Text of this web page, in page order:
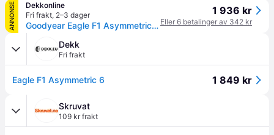
ANNONSE
Dekkonline
Fri frakt, 2–3 dager
Goodyear Eagle F1 Asymmetric 6 ( 235/60 R18 107W XL EVR )
1 936 kr
Eller 6 betalinger av 342 kr
Dekk
Fri frakt
Eagle F1 Asymmetric 6 1 849 kr
Skruvat
109 kr frakt